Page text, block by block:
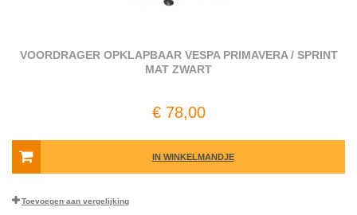
VOORDRAGER OPKLAPBAAR VESPA PRIMAVERA / SPRINT
MAT ZWART
€ 78,00
IN WINKELMANDJE
Toevoegen aan vergelijking